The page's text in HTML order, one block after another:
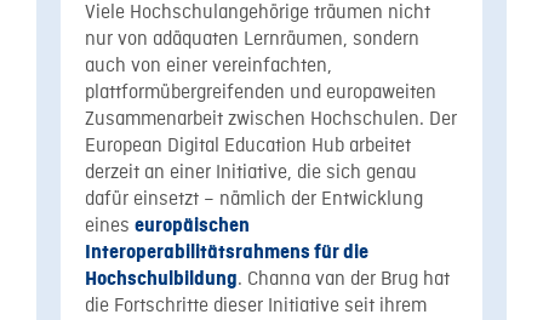
Viele Hochschulangehörige träumen nicht
nur von adäquaten Lernräumen, sondern
auch von einer vereinfachten,
plattformübergreifenden und europaweiten
Zusammenarbeit zwischen Hochschulen. Der
European Digital Education Hub arbeitet
derzeit an einer Initiative, die sich genau
dafür einsetzt – nämlich der Entwicklung
eines europäischen
Interoperabilitätsrahmens für die
Hochschulbildung. Channa van der Brug hat
die Fortschritte dieser Initiative seit ihrem